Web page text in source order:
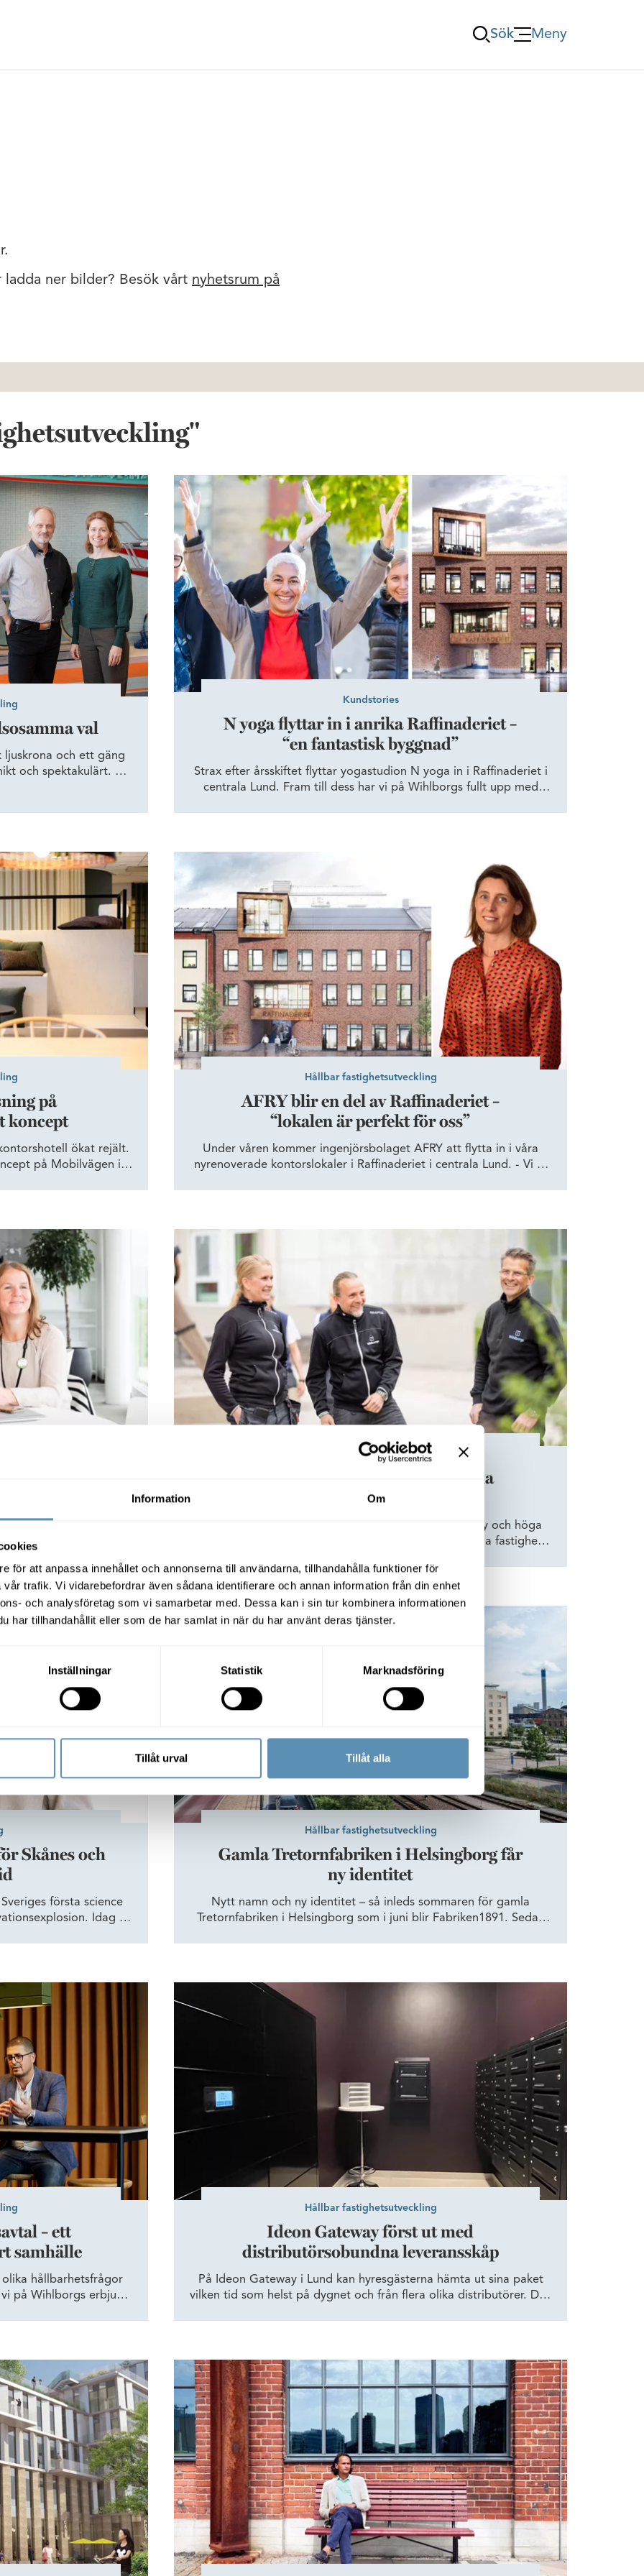
Information Om
för att anpassa innehållet och annonserna till användarna, tillhandahålla funktioner för
trafik. Vi vidarebefordrar även sådana identifierare och annan information från din enhet
och analysföretag som vi samarbetar med. Dessa kan i sin tur kombinera informationen
har tillhandahållit eller som de har samlat in när du har använt deras tjänster.
Inställningar Statistik Marknadsföring
Tillåt urval Tillåt alla
Sök
Öppna Meny
Meny
ner bilder? Besök vårt nyhetsrum på
val
ljuskrona och ett gäng
och spektakulärt. De
N yoga flyttar in i anrika Raffinaderiet – “en fantastisk byggnad”
Kundstories
N yoga flyttar in i anrika Raffinaderiet –
“en fantastisk byggnad”
Strax efter årsskiftet flyttar yogastudion N yoga in i Raffinaderiet i
centrala Lund. Fram till dess har vi på Wihlborgs fullt upp med
nytt koncept
på
koncept
ökat rejält.
på Mobilvägen i
AFRY blir en del av Raffinaderiet – “lokalen är perfekt för oss”
Hållbar fastighetsutveckling
AFRY blir en del av Raffinaderiet –
“lokalen är perfekt för oss”
Under våren kommer ingenjörsbolaget AFRY att flytta in i våra
nyrenoverade kontorslokaler i Raffinaderiet i centrala Lund. - Vi är
är något som vi verkligen ser fram emot, säger Jane Kylberg, AFRY
gav 147
av teknikföretaget
var vad som
– Vi är otroligt glada
hög hållbarhetsprofil.
arbetet framåt med ett
Engineer,
Fastighetsvärdar Wihlborgs egna klimatambassadörer
Hållbar fastighetsutveckling
Fastighetsvärdar Wihlborgs egna
klimatambassadörer
Högt ställda klimatmål, väl genomarbetad miljöpolicy och höga
ambitioner för en förbättrad klimatprestanda i befintliga fastigheter
utmärker det dagliga arbetet är att mycket av jobbet drivs och
genomförs av Wihlborgs egna fastighetsvärdar.
framtid
Skånes och
första science
Idag är
2021.
Gamla Tretornfabriken i Helsingborg får ny identitet
Hållbar fastighetsutveckling
Gamla Tretornfabriken i Helsingborg får
ny identitet
Nytt namn och ny identitet – så inleds sommaren för gamla
Tretornfabriken i Helsingborg som i juni blir Fabriken1891. Sedan
allmänheten ska få en tydligare bild av vilka verksamheter som finns
ett hållbart samhälle
– ett
samhälle
hållbarhetsfrågor
på Wihlborgs erbjudit
fler ska vi bli.
Ideon Gateway först ut med distributörsobundna leveransskåp
Hållbar fastighetsutveckling
Ideon Gateway först ut med
distributörsobundna leveransskåp
På Ideon Gateway i Lund kan hyresgästerna hämta ut sina paket
vilken tid som helst på dygnet och från flera olika distributörer. Den
kontorshus byggs på Ideon Skapa förutsättningar för tillväxt i Öresundsregionen